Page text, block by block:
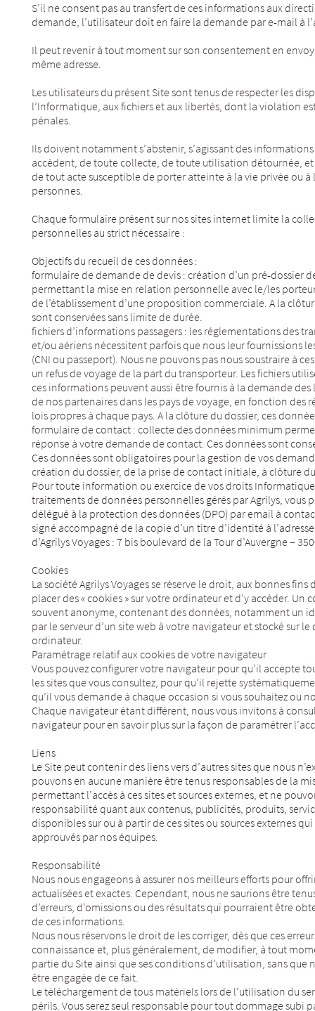
S’il ne consent pas au transfert de ces informations aux
demande, l’utilisateur doit en faire la demande par e-mail à
Il peut revenir à tout moment sur son consentement en
même adresse.
Les utilisateurs du présent Site sont tenus de respecter les
l’Informatique, aux fichiers et aux libertés, dont la violation
pénales.
Ils doivent notamment s’abstenir, s’agissant des
accèdent, de toute collecte, de toute utilisation détournée,
de tout acte susceptible de porter atteinte à la vie privée ou
personnes.
Chaque formulaire présent sur nos sites internet limite la
personnelles au strict nécessaire :
Objectifs du recueil de ces données :
formulaire de demande de devis : création d’un pré-dossier
permettant la mise en relation personnelle avec le/les
de l’établissement d’une proposition commerciale. A la
sont conservées sans limite de durée.
fichiers d’informations passagers : les réglementations des
et/ou aériens nécessitent parfois que nous leur fournissions
(CNI ou passeport). Nous ne pouvons pas nous soustraire à
un refus de voyage de la part du transporteur. Les fichiers
ces informations peuvent aussi être fournis à la demande
de nos partenaires dans les pays de voyage, en fonction des
lois propres à chaque pays. A la clôture du dossier, ces
formulaire de contact : collecte des données minimum
réponse à votre demande de contact. Ces données sont
Ces données sont obligatoires pour la gestion de vos
création du dossier, de la prise de contact initiale, à clôture
Pour toute information ou exercice de vos droits
traitements de données personnelles gérés par Agrilys, vous
délégué à la protection des données (DPO) par email à
signé accompagné de la copie d’un titre d’identité à
d’Agrilys Voyages : 7 bis boulevard de la Tour d’Auvergne –
Cookies
La société Agrilys Voyages se réserve le droit, aux bonnes
placer des « cookies » sur votre ordinateur et d’y accéder. Un
souvent anonyme, contenant des données, notamment un
par le serveur d’un site web à votre navigateur et stocké sur
ordinateur.
Paramétrage relatif aux cookies de votre navigateur
Vous pouvez configurer votre navigateur pour qu’il accepte
les sites que vous consultez, pour qu’il rejette
qu’il vous demande à chaque occasion si vous souhaitez ou
Chaque navigateur étant différent, nous vous invitons à
navigateur pour en savoir plus sur la façon de paramétrer
Liens
Le Site peut contenir des liens vers d’autres sites que nous
pouvons en aucune manière être tenus responsables de la
permettant l’accès à ces sites et sources externes, et ne
responsabilité quant aux contenus, publicités, produits,
disponibles sur ou à partir de ces sites ou sources externes
approuvés par nos équipes.
Responsabilité
Nous nous engageons à assurer nos meilleurs efforts pour
actualisées et exactes. Cependant, nous ne saurions être
d’erreurs, d’omissions ou des résultats qui pourraient être
de ces informations.
Nous nous réservons le droit de les corriger, dès que ces
connaissance et, plus généralement, de modifier, à tout
partie du Site ainsi que ses conditions d’utilisation, sans que
être engagée de ce fait.
Le téléchargement de tous matériels lors de l’utilisation du
périls. Vous serez seul responsable pour tout dommage subi